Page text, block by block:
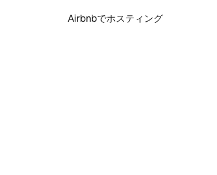
Airbnbでホスティング